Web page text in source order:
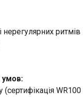
нерегулярних ритмів
умов:
(сертифікація WR100